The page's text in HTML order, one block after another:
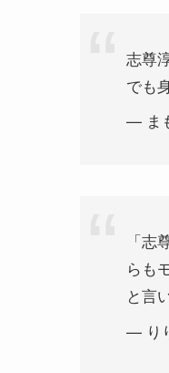
志尊
でも
— ま
「
らも
と言
— り